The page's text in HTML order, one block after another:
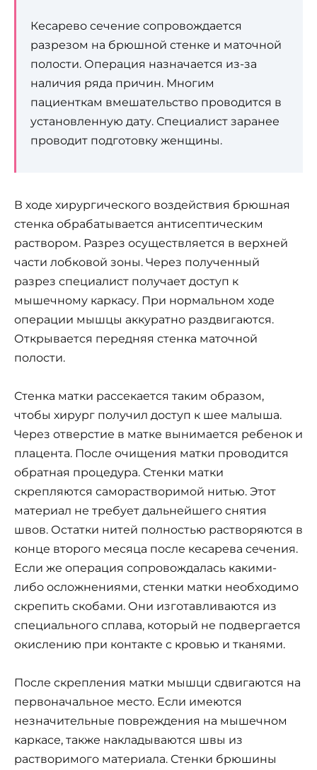
Кесарево сечение сопровождается
разрезом на брюшной стенке и маточной
полости. Операция назначается из-за
наличия ряда причин. Многим
пациенткам вмешательство проводится в
установленную дату. Специалист заранее
проводит подготовку женщины.
В ходе хирургического воздействия брюшная
стенка обрабатывается антисептическим
раствором. Разрез осуществляется в верхней
части лобковой зоны. Через полученный
разрез специалист получает доступ к
мышечному каркасу. При нормальном ходе
операции мышцы аккуратно раздвигаются.
Открывается передняя стенка маточной
полости.
Стенка матки рассекается таким образом,
чтобы хирург получил доступ к шее малыша.
Через отверстие в матке вынимается ребенок и
плацента. После очищения матки проводится
обратная процедура. Стенки матки
скрепляются саморастворимой нитью. Этот
материал не требует дальнейшего снятия
швов. Остатки нитей полностью растворяются в
конце второго месяца после кесарева сечения.
Если же операция сопровождалась какими-
либо осложнениями, стенки матки необходимо
скрепить скобами. Они изготавливаются из
специального сплава, который не подвергается
окислению при контакте с кровью и тканями.
После скрепления матки мышци сдвигаются на
первоначальное место. Если имеются
незначительные повреждения на мышечном
каркасе, также накладываются швы из
растворимого материала. Стенки брюшины